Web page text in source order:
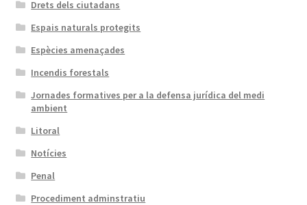
Drets dels ciutadans
Espais naturals protegits
Espècies amenaçades
Incendis forestals
Jornades formatives per a la defensa jurídica del medi
ambient
Litoral
Notícies
Penal
Procediment adminstratiu